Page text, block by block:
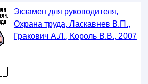
Экзамен для руководителя,
Охрана труда, Ласкавнев В.П.,
Гракович А.Л., Король В.В., 2007